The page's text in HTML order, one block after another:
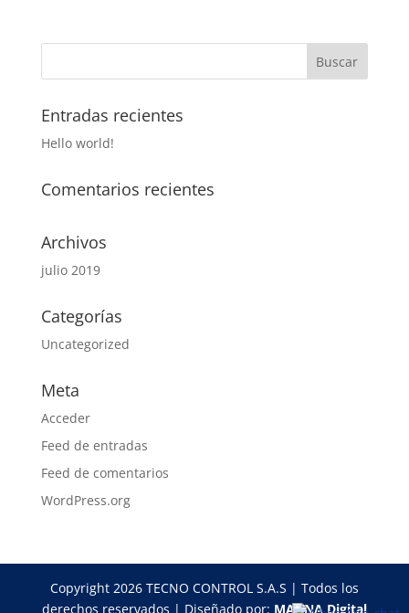
Entradas recientes
Hello world!
Comentarios recientes
Archivos
julio 2019
Categorías
Uncategorized
Meta
Acceder
Feed de entradas
Feed de comentarios
WordPress.org
Copyright 2026 TECNO CONTROL S.A.S | Todos los
derechos reservados | Diseñado por: MAGNA Digital